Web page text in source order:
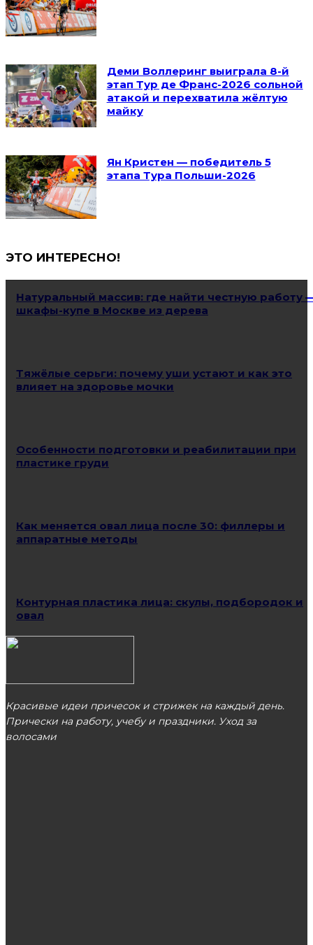
Деми Воллеринг выиграла 8-й
этап Тур де Франс-2026 сольной
атакой и перехватила жёлтую
майку
Ян Кристен — победитель 5
этапа Тура Польши-2026
ЭТО ИНТЕРЕСНО!
Натуральный массив: где найти честную работу
шкафы-купе в Москве из дерева
Тяжёлые серьги: почему уши устают и как это
влияет на здоровье мочки
Особенности подготовки и реабилитации при
пластике груди
Как меняется овал лица после 30: филлеры и
аппаратные методы
Контурная пластика лица: скулы, подбородок и
овал
Красивые идеи причесок и стрижек на каждый день.
Прически на работу, учебу и праздники. Уход за
волосами